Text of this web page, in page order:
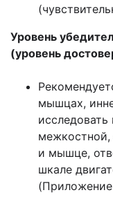
Уровень
(уровень
мышцах,
и мышце,
шкале